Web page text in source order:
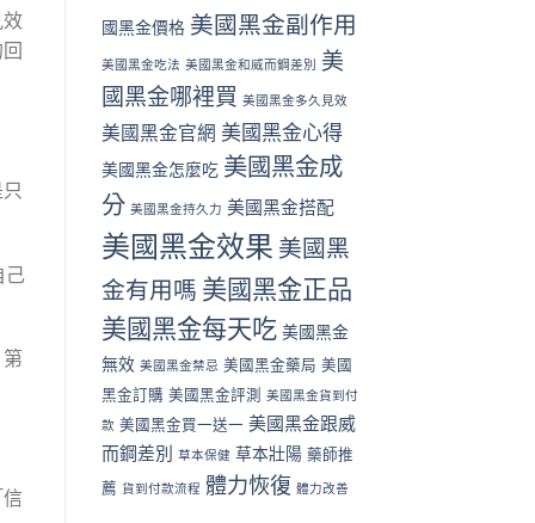
效
己
國黑金價格 美國黑金副作用
美國黑金吃法 美國黑金和威而鋼差別
美
國黑金哪裡買 美國黑金多久見效
美國黑金官網 美國黑金心得
美國黑金怎麼吃 美國黑金成
分 美國黑金持久力 美國黑金搭配
美國黑金效果 美國黑
金有用嗎 美國黑金正品
美國黑金每天吃 美國黑金
無效 美國黑金禁忌 美國黑金藥局 美國
黑金訂購 美國黑金評測 美國黑金貨到付
款 美國黑金買一送一 美國黑金跟威
而鋼差別
草本保健 草本壯陽 藥師推
薦 貨到付款流程 體力恢復 體力改善